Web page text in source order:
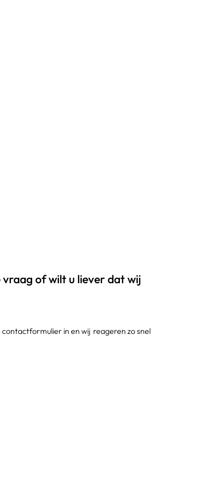
vraag of wilt u liever dat wij
in en wij reageren zo snel